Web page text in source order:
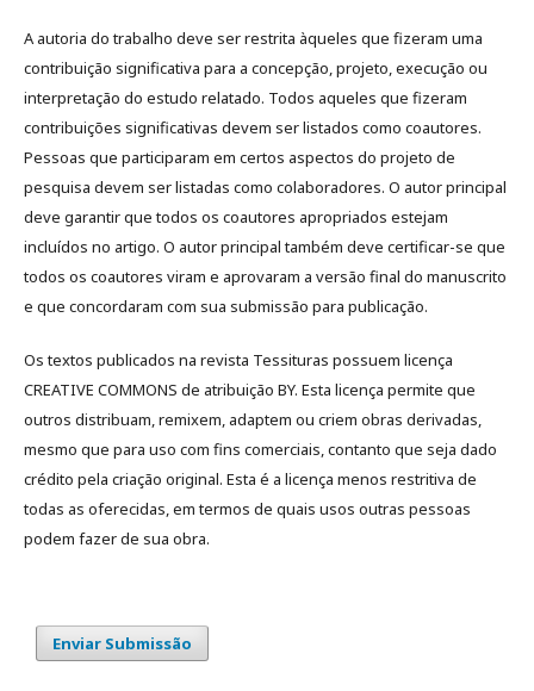
A autoria do trabalho deve ser restrita àqueles que fizeram uma
contribuição significativa para a concepção, projeto, execução ou
interpretação do estudo relatado. Todos aqueles que fizeram
contribuições significativas devem ser listados como coautores.
Pessoas que participaram em certos aspectos do projeto de
pesquisa devem ser listadas como colaboradores. O autor principal
deve garantir que todos os coautores apropriados estejam
incluídos no artigo. O autor principal também deve certificar-se que
todos os coautores viram e aprovaram a versão final do manuscrito
e que concordaram com sua submissão para publicação.
Os textos publicados na revista Tessituras possuem licença
CREATIVE COMMONS de atribuição BY. Esta licença permite que
outros distribuam, remixem, adaptem ou criem obras derivadas,
mesmo que para uso com fins comerciais, contanto que seja dado
crédito pela criação original. Esta é a licença menos restritiva de
todas as oferecidas, em termos de quais usos outras pessoas
podem fazer de sua obra.
Enviar Submissão